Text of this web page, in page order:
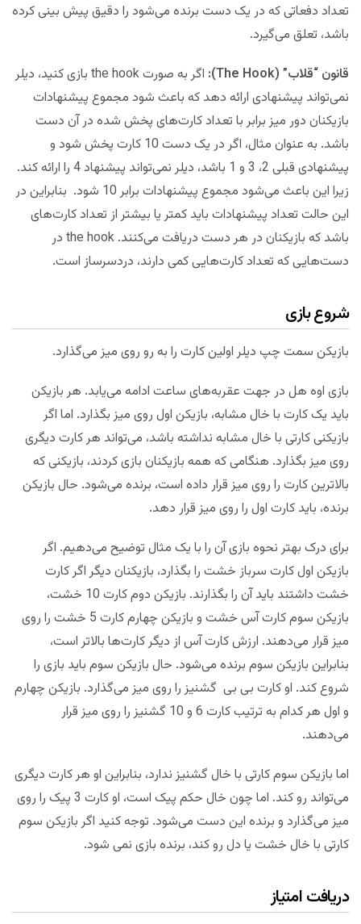
تعداد دفعاتی که در یک دست برنده می‌شود را دقیق پیش بینی کرده
باشد، تعلق می‌گیرد.
قانون “قلاب” (The Hook):
اگر به صورت the hook بازی کنید، دیلر
نمی‌تواند پیشنهادی ارائه دهد که باعث شود مجموع پیشنهادات
بازیکنان دور میز برابر با تعداد کارت‌های پخش شده در آن دست
باشد. به عنوان مثال، اگر در یک دست 10 کارت پخش شود و
پیشنهادی قبلی 2، 3 و 1 باشد، دیلر نمی‌تواند پیشنهاد 4 را ارائه کند.
زیرا این باعث می‌شود مجموع پیشنهادات برابر 10 شود. بنابراین در
این حالت تعداد پیشنهادات باید کمتر یا بیشتر از تعداد کارت‌های
باشد که بازیکنان در هر دست دریافت می‌کنند. the hook در
دست‌هایی که تعداد کارت‌هایی کمی دارند، دردسرساز است.
شروع بازی
بازیکن سمت چپ دیلر اولین کارت را به رو روی میز می‌گذارد.
بازی اوه هل در جهت عقربه‌های ساعت ادامه می‌یابد. هر بازیکن
باید یک کارت با خال مشابه، بازیکن اول روی میز بگذارد. اما اگر
بازیکنی کارتی با خال مشابه نداشته باشد، می‌تواند هر کارت دیگری
روی میز بگذارد. هنگامی که همه بازیکنان بازی کردند، بازیکنی که
بالاترین کارت را روی میز قرار داده است، برنده می‌شود. حال بازیکن
برنده، باید کارت اول را روی میز قرار دهد.
برای درک بهتر نحوه بازی آن را با یک مثال توضیح می‌دهیم. اگر
بازیکن اول کارت سرباز خشت را بگذارد، بازیکنان دیگر اگر کارت
خشت داشتند باید آن را بگذارند. بازیکن دوم کارت 10 خشت،
بازیکن سوم کارت آس خشت و بازیکن چهارم کارت 5 خشت را روی
میز قرار می‌دهند. ارزش کارت آس از دیگر کارت‌ها بالاتر است،
بنابراین بازیکن سوم برنده می‌شود. حال بازیکن سوم باید بازی را
شروع کند. او کارت بی بی گشنیز را روی میز می‌گذارد. بازیکن چهارم
و اول هر کدام به ترتیب کارت 6 و 10 گشنیز را روی میز قرار
می‌دهند.
اما بازیکن سوم کارتی با خال گشنیز ندارد، بنابراین او هر کارت دیگری
می‌تواند رو کند. اما چون خال حکم پیک است، او کارت 3 پیک را روی
میز می‌گذارد و برنده این دست می‌شود. توجه کنید اگر بازیکن سوم
کارتی با خال خشت یا دل رو کند، برنده بازی نمی شود.
دریافت امتیاز